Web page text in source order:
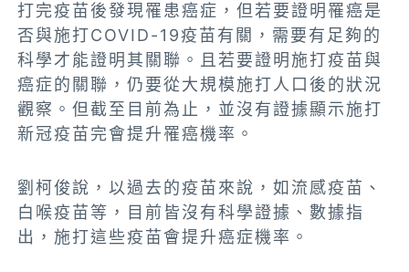
打完疫苗後發現罹患癌症，但若要證明罹癌是
否與施打COVID-19疫苗有關，需要有足夠的
科學才能證明其關聯。且若要證明施打疫苗與
癌症的關聯，仍要從大規模施打人口後的狀況
觀察。但截至目前為止，並沒有證據顯示施打
新冠疫苗完會提升罹癌機率。
劉柯俊說，以過去的疫苗來說，如流感疫苗、
白喉疫苗等，目前皆沒有科學證據、數據指
出，施打這些疫苗會提升癌症機率。